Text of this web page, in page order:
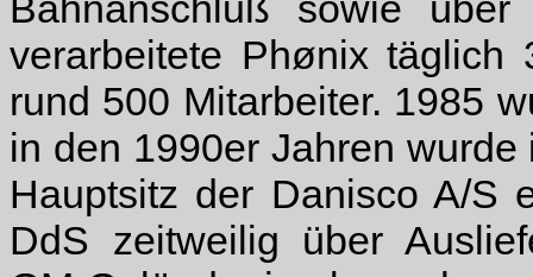
verarbeitete Phønix täglich
rund 500 Mitarbeiter. 1985
in den 1990er Jahren
Hauptsitz der Danisco A/S
DdS zeitweilig über